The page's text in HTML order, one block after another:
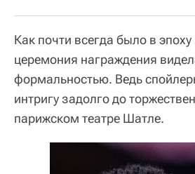
Как почти всегда было в
церемония награждения
формальностью. Ведь
интригу задолго до
парижском театре Шатле.